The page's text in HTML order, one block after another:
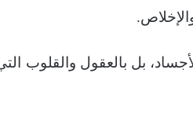
بل بالعقول والقلوب